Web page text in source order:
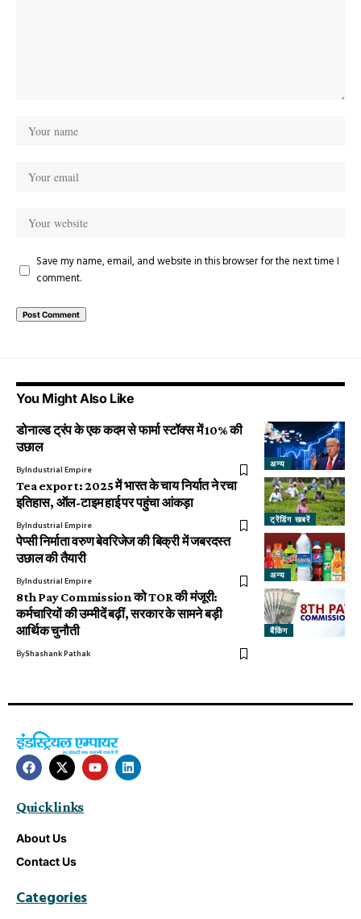
Save my name, email, and website in this browser for the next time I
comment.
You Might Also Like
अन्य
डोनाल्ड ट्रंप के एक कदम से फार्मा स्टॉक्स में 10% की
उछाल
ByIndustrial Empire
ट्रेंडिंग खबरें
Tea export: 2025 में भारत के चाय निर्यात ने रचा
इतिहास, ऑल-टाइम हाई पर पहुंचा आंकड़ा
ByIndustrial Empire
अन्य
पेप्सी निर्माता वरुण बेवरिजेज की बिक्री में जबरदस्त
उछाल की तैयारी
ByIndustrial Empire
बैंकिंग
8th Pay Commission को TOR की मंजूरी:
कर्मचारियों की उम्मीदें बढ़ीं, सरकार के सामने बड़ी
आर्थिक चुनौती
ByShashank Pathak
Quick links
About Us
Contact Us
Categories